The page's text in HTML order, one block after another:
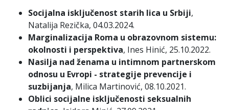
Socijalna isključenost starih lica u Srbiji,
Natalija Rezička, 04.03.2024.
Marginalizacija Roma u obrazovnom sistemu:
okolnosti i perspektiva, Ines Hinić, 25.10.2022.
Nasilja nad ženama u intimnom partnerskom
odnosu u Evropi - strategije prevencije i
suzbijanja, Milica Martinović, 08.10.2021.
Oblici socijalne isključenosti seksualnih